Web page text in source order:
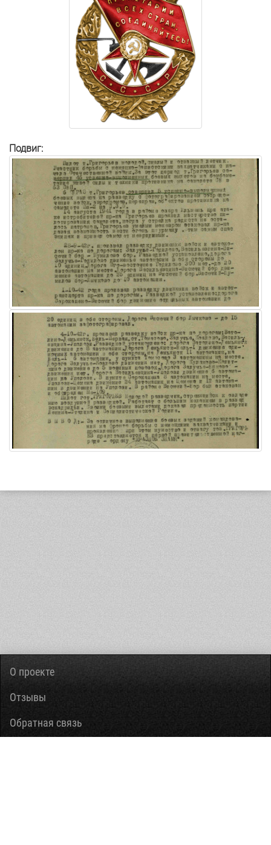
Подвиг:
О проекте
Отзывы
Обратная связь